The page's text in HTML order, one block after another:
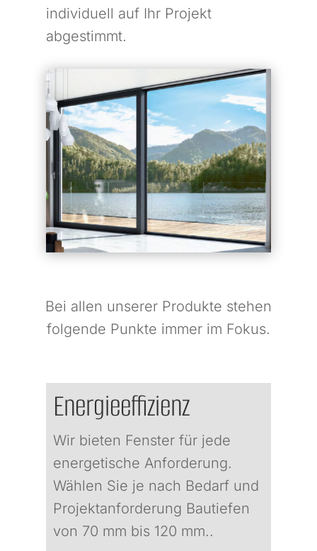
individuell auf Ihr Projekt
abgestimmt.
Bei allen unserer Produkte stehen
folgende Punkte immer im Fokus.
Energieeffizienz
Wir bieten Fenster für jede
energetische Anforderung.
Wählen Sie je nach Bedarf und
Projektanforderung Bautiefen
von 70 mm bis 120 mm..